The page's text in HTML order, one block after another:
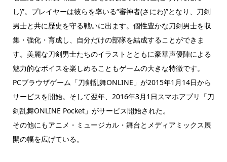
し)”。プレイヤーは彼らを率いる“審神者(さにわ)”となり、刀剣
男士と共に歴史を守る戦いに出ます。個性豊かな刀剣男士を収
集・強化・育成し、自分だけの部隊を結成することができま
す。美麗な刀剣男士たちのイラストとともに豪華声優陣による
魅力的なボイスを楽しめることもゲームの大きな特徴です。
PCブラウザゲーム「刀剣乱舞ONLINE」が2015年1月14日から
サービスを開始。そして翌年、2016年3月1日スマホアプリ「刀
剣乱舞ONLINE Pocket」がサービス開始された。
その他にもアニメ・ミュージカル・舞台とメディアミックス展
開の幅を広げている。